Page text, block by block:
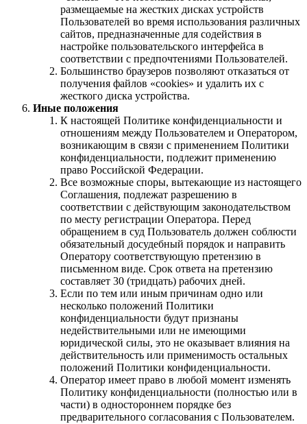
размещаемые на жестких дисках устройств
Пользователей во время использования различных
сайтов, предназначенные для содействия в
настройке пользовательского интерфейса в
соответствии с предпочтениями Пользователей.
Большинство браузеров позволяют отказаться от
получения файлов «cookies» и удалить их с
жесткого диска устройства.
Иные положения
К настоящей Политике конфиденциальности и
отношениям между Пользователем и Оператором,
возникающим в связи с применением Политики
конфиденциальности, подлежит применению
право Российской Федерации.
Все возможные споры, вытекающие из настоящего
Соглашения, подлежат разрешению в
соответствии с действующим законодательством
по месту регистрации Оператора. Перед
обращением в суд Пользователь должен соблюсти
обязательный досудебный порядок и направить
Оператору соответствующую претензию в
письменном виде. Срок ответа на претензию
составляет 30 (тридцать) рабочих дней.
Если по тем или иным причинам одно или
несколько положений Политики
конфиденциальности будут признаны
недействительными или не имеющими
юридической силы, это не оказывает влияния на
действительность или применимость остальных
положений Политики конфиденциальности.
Оператор имеет право в любой момент изменять
Политику конфиденциальности (полностью или в
части) в одностороннем порядке без
предварительного согласования с Пользователем.